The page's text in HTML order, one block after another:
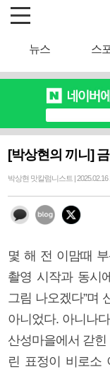
뉴스 스
[박상현의 끼니]
박상현 맛칼럼니스트 | 2025.02.16
몇 해 전 이맘때
촬영 시작과 동시
그림 나오겠다”며
아니었다. 아니나
산성마을에서 갇
린 표정이 비로소